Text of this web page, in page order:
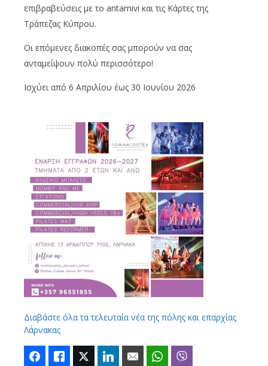
επιβραβεύσεις με το antamivi και τις Κάρτες της
Τράπεζας Κύπρου.
Οι επόμενες διακοπές σας μπορούν να σας
ανταμείψουν πολύ περισσότερο!
Ισχύει από 6 Απριλίου έως 30 Ιουνίου 2026
Διαβάστε όλα τα τελευταία νέα της πόλης και επαρχίας
Λάρνακας
FacebookLike Twitter LinkedIn Email WhatsApp